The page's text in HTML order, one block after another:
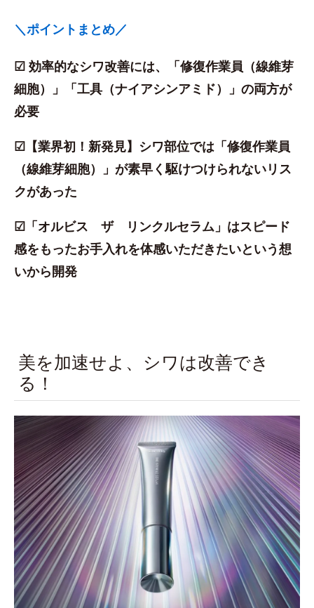
＼ポイントまとめ／
☑ 効率的なシワ改善には、「修復作業員（線維芽
細胞）」「工具（ナイアシンアミド）」の両方が
必要
☑【業界初！新発見】シワ部位では「修復作業員
（線維芽細胞）」が素早く駆けつけられないリス
クがあった
☑「オルビス ザ リンクルセラム」はスピード
感をもったお手入れを体感いただきたいという想
いから開発
美を加速せよ、シワは改善でき
る！